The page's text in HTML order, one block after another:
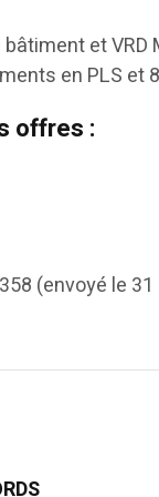
et
en PLS
offres :
(envoyé le